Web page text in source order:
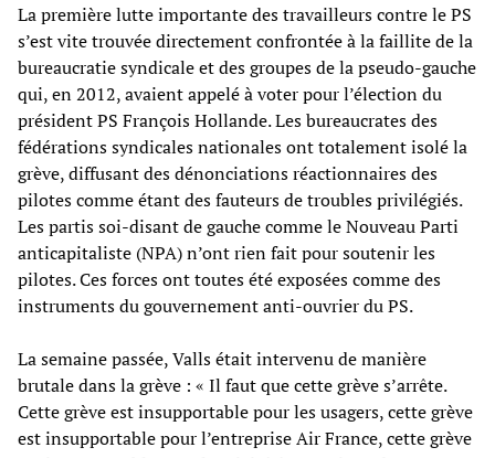
La première lutte importante des travailleurs contre le PS
s’est vite trouvée directement confrontée à la faillite de la
bureaucratie syndicale et des groupes de la pseudo-gauche
qui, en 2012, avaient appelé à voter pour l’élection du
président PS François Hollande. Les bureaucrates des
fédérations syndicales nationales ont totalement isolé la
grève, diffusant des dénonciations réactionnaires des
pilotes comme étant des fauteurs de troubles privilégiés.
Les partis soi-disant de gauche comme le Nouveau Parti
anticapitaliste (NPA) n’ont rien fait pour soutenir les
pilotes. Ces forces ont toutes été exposées comme des
instruments du gouvernement anti-ouvrier du PS.
La semaine passée, Valls était intervenu de manière
brutale dans la grève : « Il faut que cette grève s’arrête.
Cette grève est insupportable pour les usagers, cette grève
est insupportable pour l’entreprise Air France, cette grève